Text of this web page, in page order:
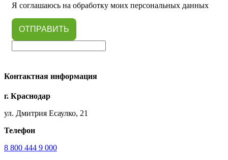
Я соглашаюсь на обработку моих персональных данных
ОТПРАВИТЬ
Контактная информация
г. Краснодар
ул. Дмитрия Есаулко, 21
Телефон
8 800 444 9 000